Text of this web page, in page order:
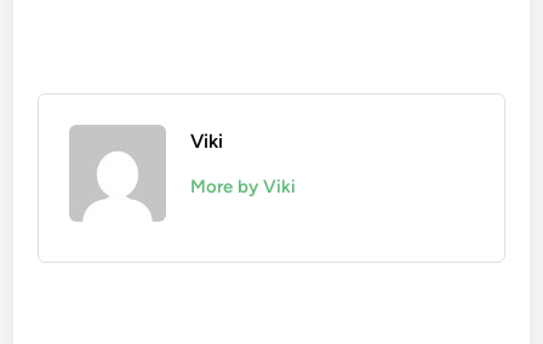
Viki
More by Viki